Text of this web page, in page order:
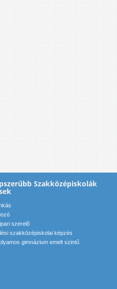
Szakközépiskolák
szerelő
szakközépiskolai képzés
gimnázium emelt szintű